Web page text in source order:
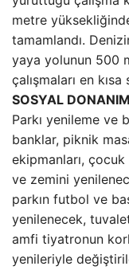
metre
tamamlandı.
yaya yolunun 500
çalışmaları en
SOSYAL
Parkı yenileme ve
banklar, piknik
ekipmanları,
ve zemini
parkın futbol ve
yenilenecek,
amfi tiyatronun
yenileriyle